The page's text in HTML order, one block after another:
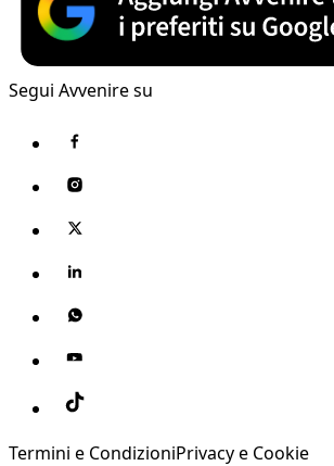
Segui Avvenire su
Termini e CondizioniPrivacy e Cookie